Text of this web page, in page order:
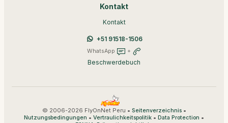
Kontakt
Kontakt
+51 91518-1506
WhatsApp +
Beschwerdebuch
© 2006-2026 FlyOnNet Peru • Seitenverzeichnis•
Nutzungsbedingungen • Vertraulichkeitspolitik • Data Protection •